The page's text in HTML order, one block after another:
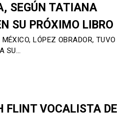
SEGÚN TATIANA
SU PRÓXIMO LIBRO
MÉXICO, LÓPEZ OBRADOR, TUVO
SU…
FLINT VOCALISTA DE